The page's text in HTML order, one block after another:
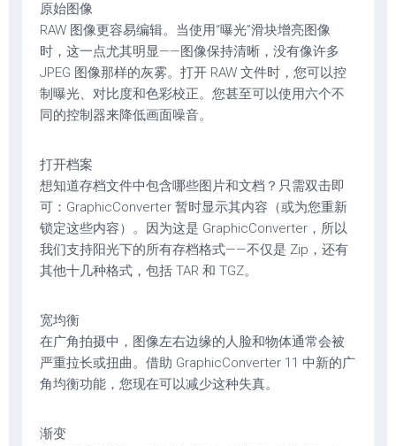
原始图像
RAW 图像更容易编辑。当使用“曝光”滑块增亮图像
时，这一点尤其明显——图像保持清晰，没有像许多
JPEG 图像那样的灰雾。打开 RAW 文件时，您可以控
制曝光、对比度和色彩校正。您甚至可以使用六个不
同的控制器来降低画面噪音。
打开档案
想知道存档文件中包含哪些图片和文档？只需双击即
可：GraphicConverter 暂时显示其内容（或为您重新
锁定这些内容）。因为这是 GraphicConverter，所以
我们支持阳光下的所有存档格式——不仅是 Zip，还有
其他十几种格式，包括 TAR 和 TGZ。
宽均衡
在广角拍摄中，图像左右边缘的人脸和物体通常会被
严重拉长或扭曲。借助 GraphicConverter 11 中新的广
角均衡功能，您现在可以减少这种失真。
渐变